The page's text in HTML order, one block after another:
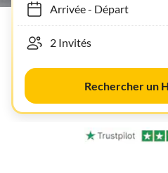
Arrivée- Départ
Rechercher un